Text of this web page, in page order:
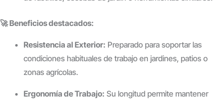
🚀 Beneficios destacados:
Resistencia al Exterior: Preparado para soportar las
condiciones habituales de trabajo en jardines, patios o
zonas agrícolas.
Ergonomía de Trabajo: Su longitud permite mantener